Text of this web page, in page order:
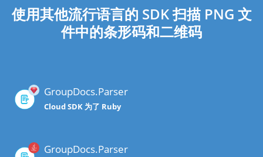
使用其他流行语言的 SDK 扫描 PNG 文
件中的条形码和二维码
GroupDocs.Parser
Cloud SDK 为了 Ruby
GroupDocs.Parser